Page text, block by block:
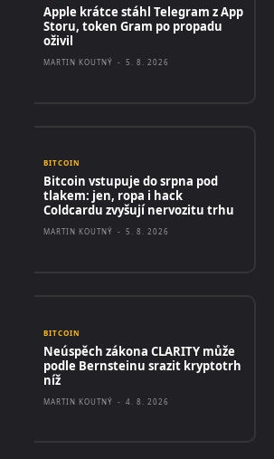
Apple krátce stáhl Telegram z App
Storu, token Gram po propadu
oživil
MARTIN KOUTNÝ - 5. 8. 2026
BITCOIN
Bitcoin vstupuje do srpna pod
tlakem: jen, ropa i hack
Coldcardu zvyšují nervozitu trhu
MARTIN KOUTNÝ - 5. 8. 2026
BITCOIN
Neúspěch zákona CLARITY může
podle Bernsteinu srazit kryptotrh
níž
MARTIN KOUTNÝ - 4. 8. 2026